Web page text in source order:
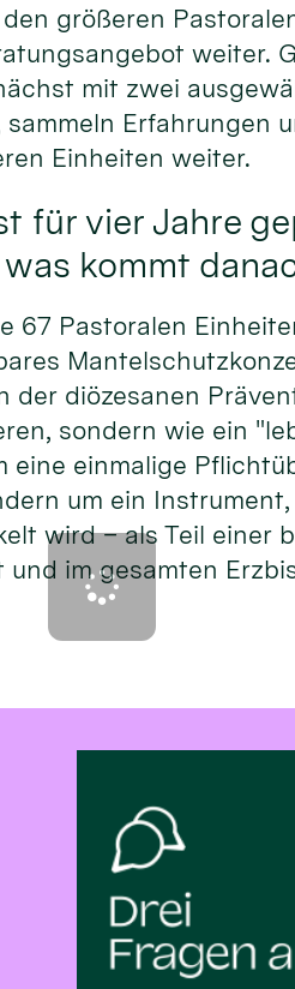
größeren
weiter.
mit zwei
sammeln Erfahrungen
Einheiten weiter.
für vier Jahre
kommt
67 Pastoralen
der diözesanen
sondern wie ein
eine einmalige
um ein
wird – als Teil einer
und im gesamten